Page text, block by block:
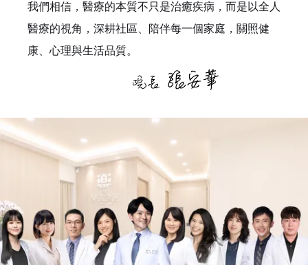
我們相信，醫療的本質不只是治癒疾病，而是以全人
醫療的視角，深耕社區、陪伴每一個家庭，關照健
康、心理與生活品質。